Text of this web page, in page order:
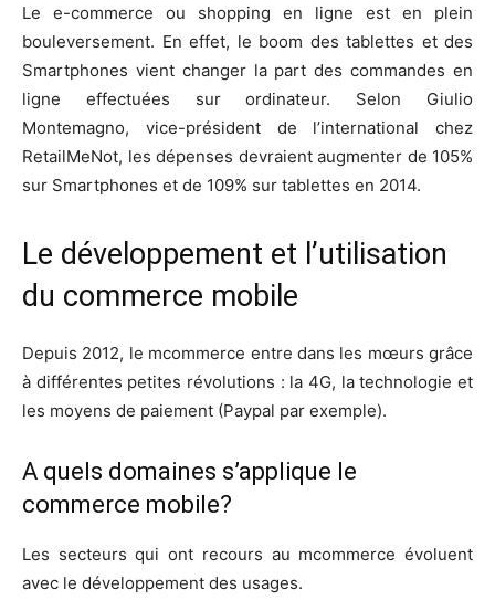
Le e-commerce ou shopping en ligne est en plein
bouleversement. En effet, le boom des tablettes et des
Smartphones vient changer la part des commandes en
ligne effectuées sur ordinateur. Selon Giulio
Montemagno, vice-président de l’international chez
RetailMeNot, les dépenses devraient augmenter de 105%
sur Smartphones et de 109% sur tablettes en 2014.
Le développement et l’utilisation
du commerce mobile
Depuis 2012, le mcommerce entre dans les mœurs grâce
à différentes petites révolutions : la 4G, la technologie et
les moyens de paiement (Paypal par exemple).
A quels domaines s’applique le
commerce mobile?
Les secteurs qui ont recours au mcommerce évoluent
avec le développement des usages.